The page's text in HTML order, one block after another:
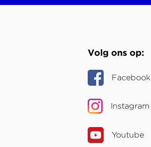
Volg ons op
Facebook
Instagram
Youtube